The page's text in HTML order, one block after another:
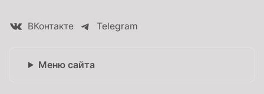
ВКонтакте Telegram
Меню сайта